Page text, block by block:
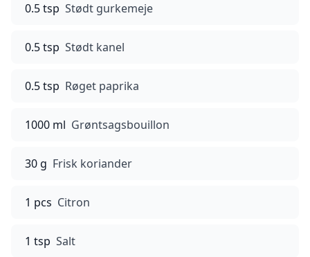
0.5 tsp Stødt gurkemeje
0.5 tsp Stødt kanel
0.5 tsp Røget paprika
1000 ml Grøntsagsbouillon
30 g Frisk koriander
1 pcs Citron
1 tsp Salt